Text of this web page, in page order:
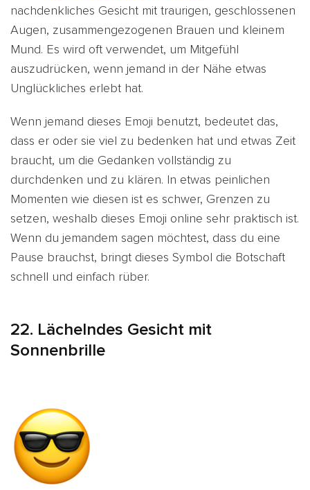
nachdenkliches Gesicht mit traurigen, geschlossenen
Augen, zusammengezogenen Brauen und kleinem
Mund. Es wird oft verwendet, um Mitgefühl
auszudrücken, wenn jemand in der Nähe etwas
Unglückliches erlebt hat.
Wenn jemand dieses Emoji benutzt, bedeutet das,
dass er oder sie viel zu bedenken hat und etwas Zeit
braucht, um die Gedanken vollständig zu
durchdenken und zu klären. In etwas peinlichen
Momenten wie diesen ist es schwer, Grenzen zu
setzen, weshalb dieses Emoji online sehr praktisch ist.
Wenn du jemandem sagen möchtest, dass du eine
Pause brauchst, bringt dieses Symbol die Botschaft
schnell und einfach rüber.
22. Lächelndes Gesicht mit
Sonnenbrille